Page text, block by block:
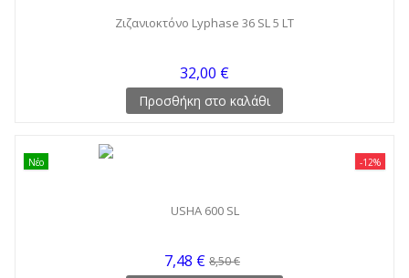
Ζιζανιοκτόνο Lyphase 36 SL 5 LT
32,00 €
Προσθήκη στο καλάθι
-12%
Νέο
USHA 600 SL
7,48 € 8,50 €